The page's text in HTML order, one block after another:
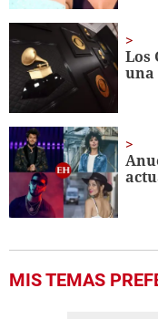
Los
una
MIS TEMAS